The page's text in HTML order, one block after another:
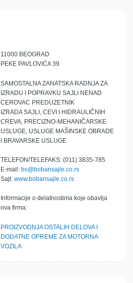
11000 BEOGRAD
PEKE PAVLOVIĆA 39
SAMOSTALNA ZANATSKA RADNJA ZA
IZRADU I POPRAVKU SAJLI NENAD
CEROVAC PREDUZETNIK
IZRADA SAJLI, CEVI I HIDRAULIČNIH
CREVA, PRECIZNO-MEHANIČARSKE
USLUGE, USLUGE MAŠINSKE OBRADE
I BRAVARSKE USLUGE
TELEFON/TELEFAKS: (011) 3835-785
E-mail: bs@bobansajle.co.rs
Sajt: www.bobansajle.co.rs
Informacije o delatnostima koje obavlja
ova firma:
PROIZVODNJA OSTALIH DELOVA I
DODATNE OPREME ZA MOTORNA
VOZILA